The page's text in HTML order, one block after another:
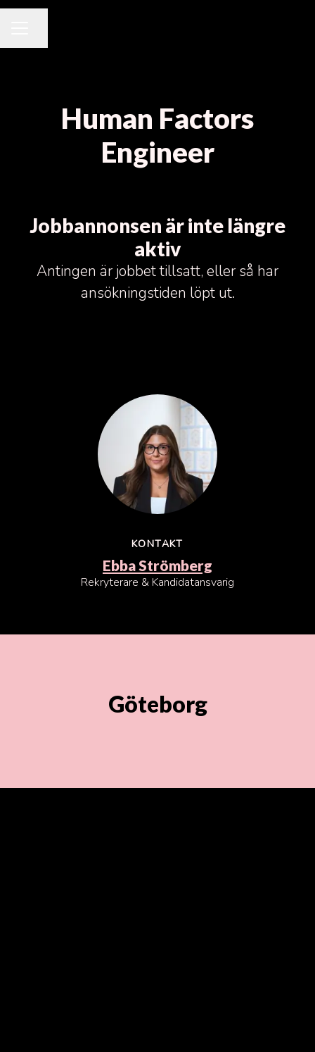
Human Factors
Engineer
Jobbannonsen är inte längre
aktiv
Antingen är jobbet tillsatt, eller så har
ansökningstiden löpt ut.
KONTAKT
Ebba Strömberg
Rekryterare & Kandidatansvarig
Göteborg